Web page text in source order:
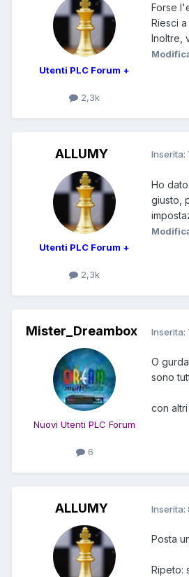
Utenti PLC Forum +
2,3k
Forse
Riesci
Inoltre,
ALLUMY
Utenti PLC Forum +
2,3k
Inserita:
Ho
giusto,
Mister_Dreambox
Nuovi Utenti PLC Forum
6
Inserita:
O
sono
con
ALLUMY Inserita:
Posta
Ripeto: